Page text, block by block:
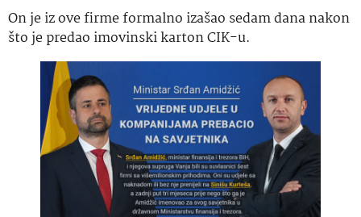
On je iz ove firme formalno izašao sedam dana nakon
što je predao imovinski karton CIK-u.